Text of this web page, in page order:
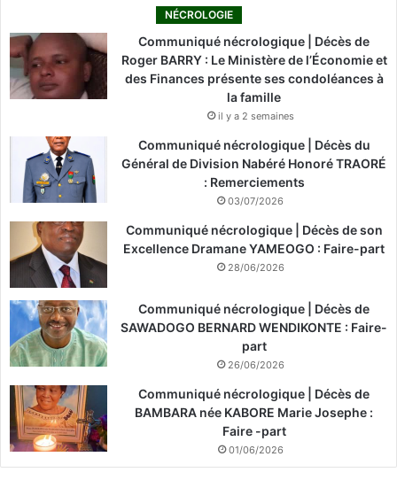
NÉCROLOGIE
Communiqué nécrologique | Décès de
Roger BARRY : Le Ministère de l’Économie et
des Finances présente ses condoléances à
la famille
il y a 2 semaines
Communiqué nécrologique | Décès du
Général de Division Nabéré Honoré TRAORÉ
: Remerciements
03/07/2026
Communiqué nécrologique | Décès de son
Excellence Dramane YAMEOGO : Faire-part
28/06/2026
Communiqué nécrologique | Décès de
SAWADOGO BERNARD WENDIKONTE : Faire-
part
26/06/2026
Communiqué nécrologique | Décès de
BAMBARA née KABORE Marie Josephe :
Faire -part
01/06/2026